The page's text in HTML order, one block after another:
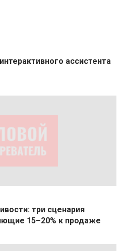
ассистента
три сценария
15–20% к продаже